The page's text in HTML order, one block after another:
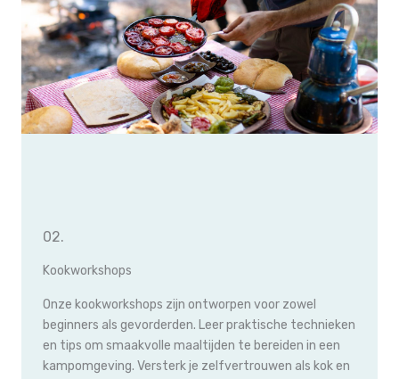
02.
Kookworkshops
Onze kookworkshops zijn ontworpen voor zowel
beginners als gevorderden. Leer praktische technieken
en tips om smaakvolle maaltijden te bereiden in een
kampomgeving. Versterk je zelfvertrouwen als kok en